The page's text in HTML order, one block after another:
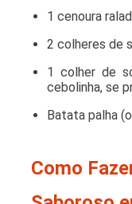
1 cenoura
2 colheres de
1 colher de
cebolinha, se
Batata palha
Como